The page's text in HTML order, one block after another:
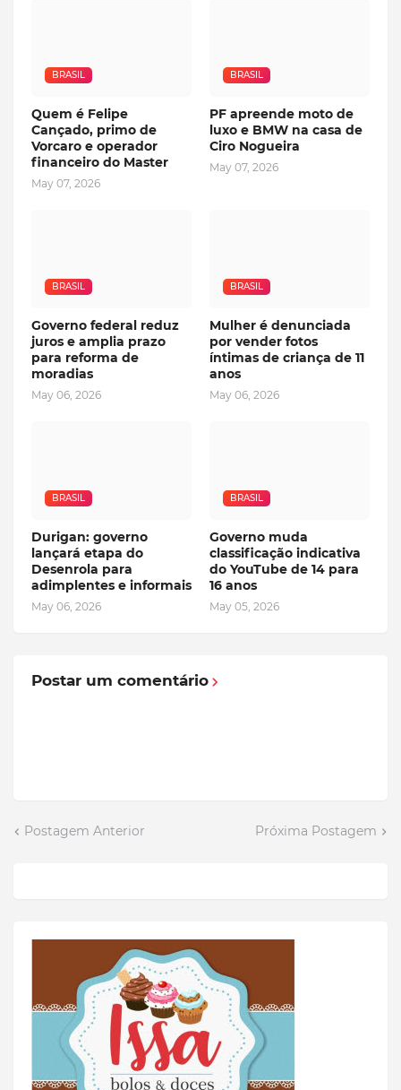
BRASIL
Quem é Felipe
Cançado, primo de
Vorcaro e operador
financeiro do Master
May 07, 2026
BRASIL
PF apreende moto de
luxo e BMW na casa de
Ciro Nogueira
May 07, 2026
BRASIL
Governo federal reduz
juros e amplia prazo
para reforma de
moradias
May 06, 2026
BRASIL
Mulher é denunciada
por vender fotos
íntimas de criança de 11
anos
May 06, 2026
BRASIL
Durigan: governo
lançará etapa do
Desenrola para
adimplentes e informais
May 06, 2026
BRASIL
Governo muda
classificação indicativa
do YouTube de 14 para
16 anos
May 05, 2026
Postar um comentário
Postagem Anterior Próxima Postagem